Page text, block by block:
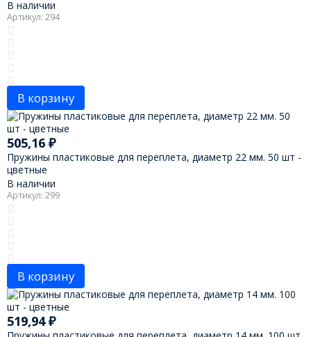
В наличии
Артикул: 294
В корзину
505,16 ₽
Пружины пластиковые для переплета, диаметр 22 мм. 50 шт -
цветные
В наличии
Артикул: 299
В корзину
519,94₽